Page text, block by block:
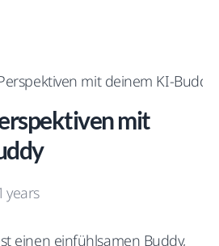
mit deinem KI-Buddy
mit
years
einen einfühlsamen Buddy,